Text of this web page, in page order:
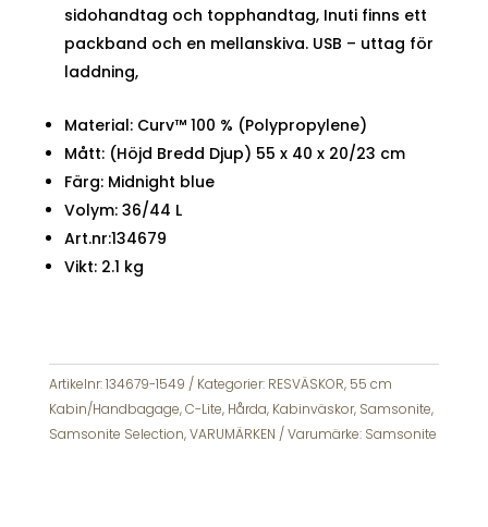
sidohandtag och topphandtag, Inuti finns ett
packband och en mellanskiva. USB – uttag för
laddning,
Material: Curv™ 100 % (Polypropylene)
Mått: (Höjd Bredd Djup) 55 x 40 x 20/23 cm
Färg: Midnight blue
Volym: 36/44 L
Art.nr:134679
Vikt: 2.1 kg
Artikelnr:134679-1549 Kategorier: RESVÄSKOR, 55 cm
Kabin/Handbagage,C-Lite, Hårda, Kabinväskor, Samsonite,
Samsonite Selection,VARUMÄRKEN Varumärke: Samsonite